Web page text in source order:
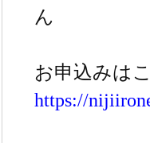
ん
お申込みは
https://